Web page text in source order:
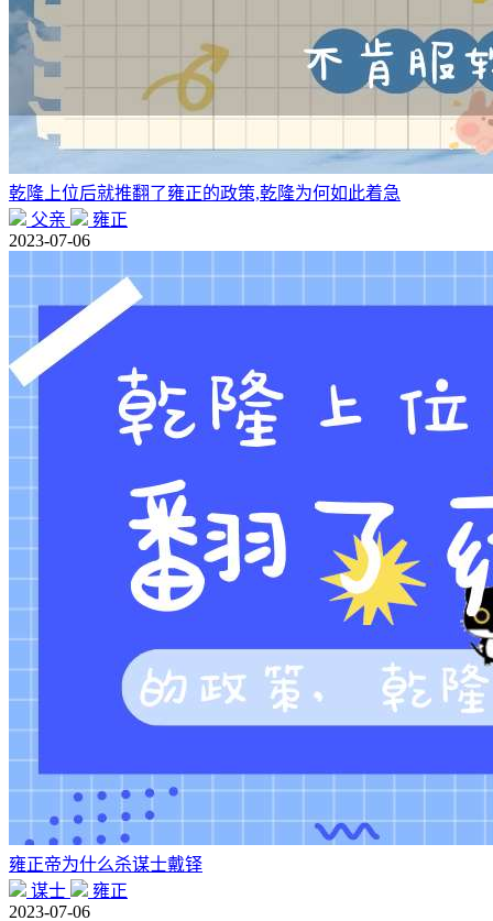
乾隆上位后就推翻了雍正的政策,乾隆为何如此着急
父亲
雍正
2023-07-06
雍正帝为什么杀谋士戴铎
谋士
雍正
2023-07-06